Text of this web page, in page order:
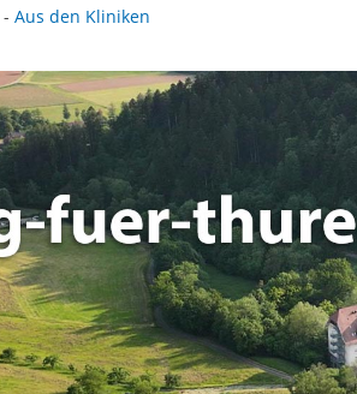
Aus den Kliniken